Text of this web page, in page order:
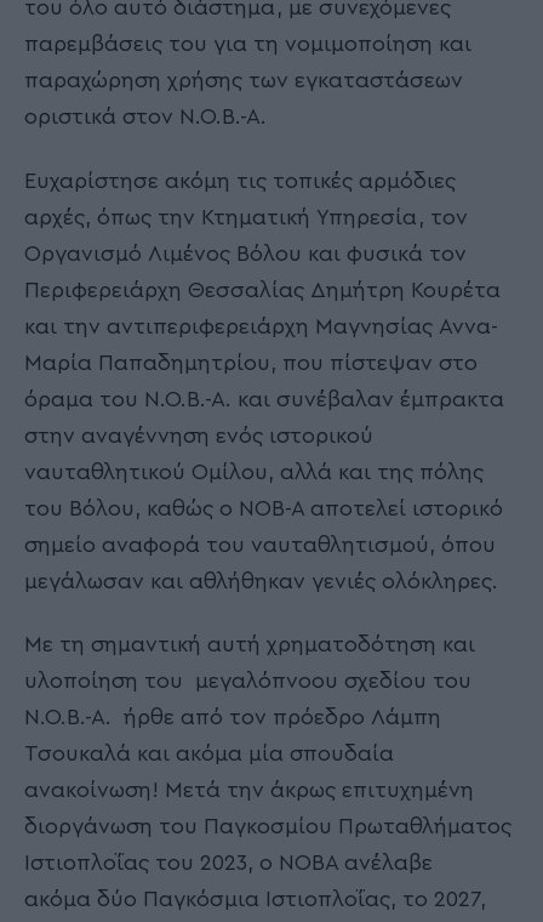
του όλο αυτό διάστημα, με συνεχόμενες
παρεμβάσεις του για τη νομιμοποίηση και
παραχώρηση χρήσης των εγκαταστάσεων
οριστικά στον Ν.Ο.Β.-Α.
Ευχαρίστησε ακόμη τις τοπικές αρμόδιες
αρχές, όπως την Κτηματική Υπηρεσία, τον
Οργανισμό Λιμένος Βόλου και φυσικά τον
Περιφερειάρχη Θεσσαλίας Δημήτρη Κουρέτα
και την αντιπεριφερειάρχη Μαγνησίας Αννα-
Μαρία Παπαδημητρίου, που πίστεψαν στο
όραμα του Ν.Ο.Β.-Α. και συνέβαλαν έμπρακτα
στην αναγέννηση ενός ιστορικού
ναυταθλητικού Ομίλου, αλλά και της πόλης
του Βόλου, καθώς ο ΝΟΒ-Α αποτελεί ιστορικό
σημείο αναφορά του ναυταθλητισμού, όπου
μεγάλωσαν και αθλήθηκαν γενιές ολόκληρες.
Με τη σημαντική αυτή χρηματοδότηση και
υλοποίηση του μεγαλόπνοου σχεδίου του
Ν.Ο.Β.-Α. ήρθε από τον πρόεδρο Λάμπη
Τσουκαλά και ακόμα μία σπουδαία
ανακοίνωση! Μετά την άκρως επιτυχημένη
διοργάνωση του Παγκοσμίου Πρωταθλήματος
Ιστιοπλοΐας του 2023, ο ΝΟΒΑ ανέλαβε
ακόμα δύο Παγκόσμια Ιστιοπλοΐας, το 2027,